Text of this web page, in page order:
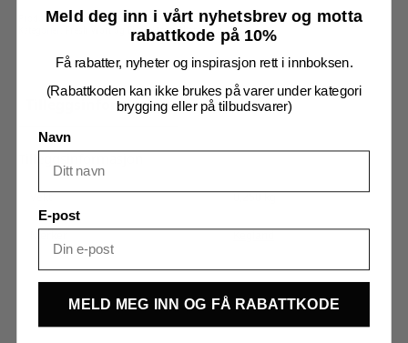
Produktnummer:103479
Fresh Wort og Ekstraktsett,Utstyr,Vin
Tilleggsinformasjon Omtaler (0)
Vekt 0,250 kg
Merker Kegland
Meld deg inn i vårt nyhetsbrev og motta
rabattkode på 10%
Få rabatter, nyheter og inspirasjon rett i innboksen.
(Rabattkoden kan ikke brukes på varer under kategori
brygging eller på tilbudsvarer)
Navn
E-post
MELD MEG INN OG FÅ RABATTKODE